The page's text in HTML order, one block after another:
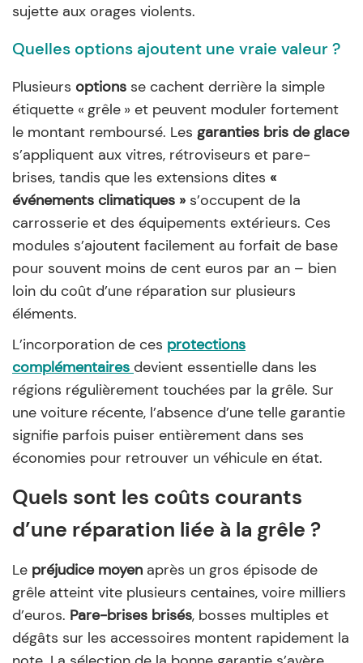
sujette aux orages violents.
Quelles options ajoutent une vraie valeur ?
Plusieurs options se cachent derrière la simple
étiquette « grêle » et peuvent moduler fortement
le montant remboursé. Les garanties bris de glace
s’appliquent aux vitres, rétroviseurs et pare-
brises, tandis que les extensions dites «
événements climatiques » s’occupent de la
carrosserie et des équipements extérieurs. Ces
modules s’ajoutent facilement au forfait de base
pour souvent moins de cent euros par an – bien
loin du coût d’une réparation sur plusieurs
éléments.
L’incorporation de ces protections
complémentaires devient essentielle dans les
régions régulièrement touchées par la grêle. Sur
une voiture récente, l’absence d’une telle garantie
signifie parfois puiser entièrement dans ses
économies pour retrouver un véhicule en état.
Quels sont les coûts courants
d’une réparation liée à la grêle ?
Le préjudice moyen après un gros épisode de
grêle atteint vite plusieurs centaines, voire milliers
d’euros. Pare-brises brisés, bosses multiples et
dégâts sur les accessoires montent rapidement la